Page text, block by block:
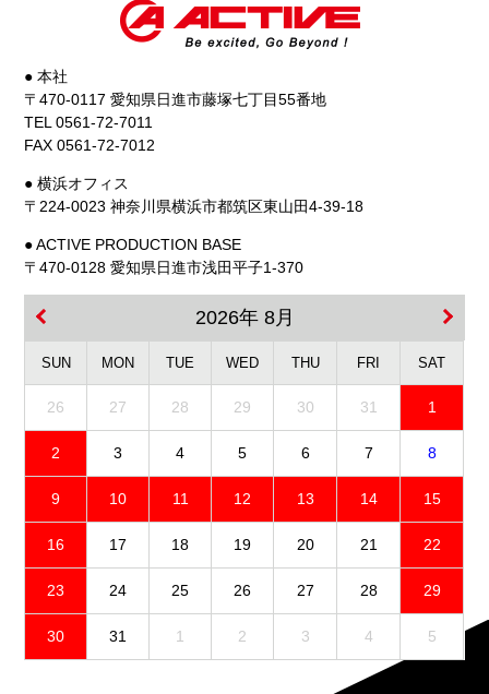
● 本社
〒470-0117 愛知県日進市藤塚七丁目55番地
TEL 0561-72-7011
FAX 0561-72-7012
● 横浜オフィス
〒224-0023 神奈川県横浜市都筑区東山田4-39-18
● ACTIVE PRODUCTION BASE
〒470-0128 愛知県日進市浅田平子1-370
2026年 8月
SUN MON TUE WED THU FRI SAT
26 27 28 29 30 31 1
2 3 4 5 6 7 8
9 10 11 12 13 14 15
16 17 18 19 20 21 22
23 24 25 26 27 28 29
30 31 1 2 3 4 5